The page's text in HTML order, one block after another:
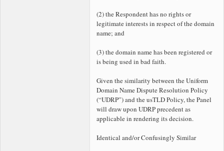
(2) the Respondent has no rights or
legitimate interests in respect of the domain
name; and
(3) the domain name has been registered or
is being used in bad faith.
Given the similarity between the Uniform
Domain Name Dispute Resolution Policy
(“UDRP”) and the usTLD Policy, the Panel
will draw upon UDRP precedent as
applicable in rendering its decision.
Identical and/or Confusingly Similar